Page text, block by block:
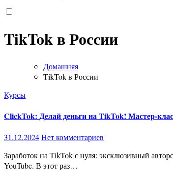
TikTok в России
Домашняя
TikTok в России
Курсы
ClickTok: Делай деньги на TikTok! Мастер-
31.12.2024Нет комментариев
Заработок на TikTok с нуля: эксклюзивный авторский курс от Squadron Приветствую всех, кто хочет монетизировать TikTok! На связи Squadron — автор популярных курсов по Instagram и
YouTube. В этот раз…